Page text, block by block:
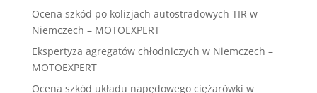
Ocena szkód po kolizjach autostradowych TIR w
Niemczech – MOTOEXPERT
Ekspertyza agregatów chłodniczych w Niemczech –
MOTOEXPERT
Ocena szkód układu napędowego ciężarówki w